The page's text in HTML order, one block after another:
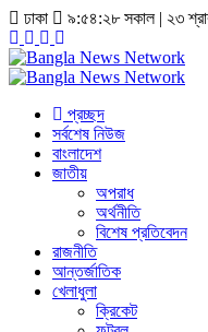
ঢাকা ৯:৫৪:২৮ সকাল| ২৩
প্রচ্ছদ
সর্বশেষ নিউজ
বাংলাদেশ
জাতীয়
অপরাধ
অর্থনীতি
বিশেষ প্রতিবেদন
রাজনীতি
আন্তর্জাতিক
খেলাধুলা
ক্রিকেট